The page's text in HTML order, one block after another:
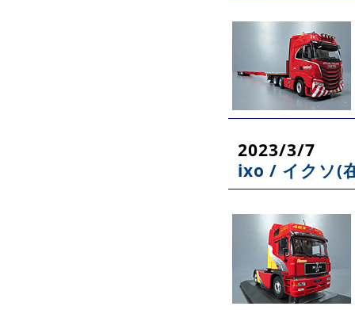
2023/3/7
ixo / イクソ(